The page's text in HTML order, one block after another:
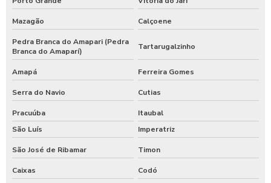
Mazagão Calçoene
Pedra Branca do Amapari (Pedra
Branca do Amaparí)
Tartarugalzinho
Amapá Ferreira Gomes
Serra do Navio Cutias
Pracuúba
Itaubal
São Luís
Imperatriz
São José de Ribamar Timon
Caixas Codó